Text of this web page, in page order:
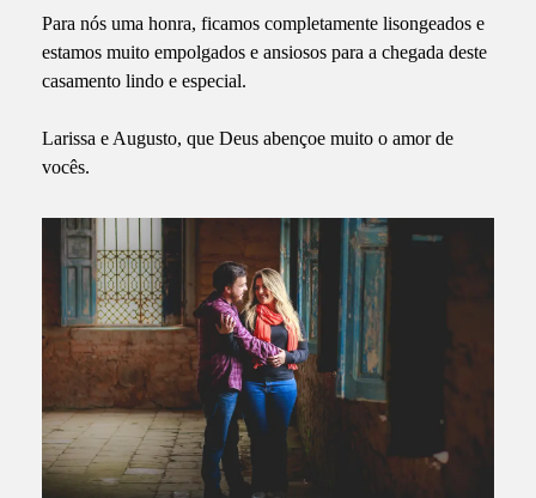
Para nós uma honra, ficamos completamente lisongeados e
estamos muito empolgados e ansiosos para a chegada deste
casamento lindo e especial.
Larissa e Augusto, que Deus abençoe muito o amor de
vocês.